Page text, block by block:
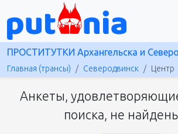
ПРОСТИТУТКИ Архангельска и
Главная (трансы) Северодвинск Центр
Анкеты,
поиска, не